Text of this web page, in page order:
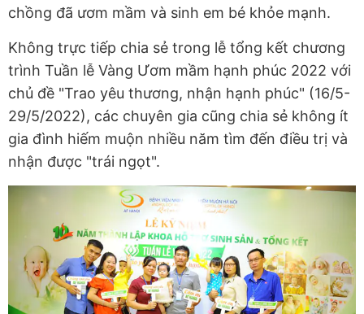
chồng đã ươm mầm và sinh em bé khỏe mạnh.
Không trực tiếp chia sẻ trong lễ tổng kết chương
trình Tuần lễ Vàng Ươm mầm hạnh phúc 2022 với
chủ đề "Trao yêu thương, nhận hạnh phúc" (16/5-
29/5/2022), các chuyên gia cũng chia sẻ không ít
gia đình hiếm muộn nhiều năm tìm đến điều trị và
nhận được "trái ngọt".